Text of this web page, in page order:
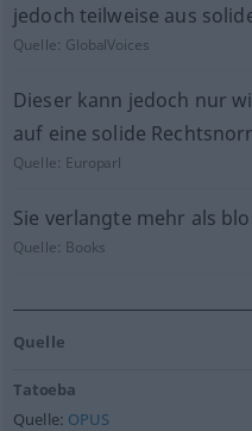
jedoch teilweise aus
Quelle: GlobalVoices
Dieser kann jedoch nur
auf eine solide
Quelle: Europarl
Sie verlangte mehr als
Quelle: Books
Quelle
Tatoeba
Quelle: OPUS